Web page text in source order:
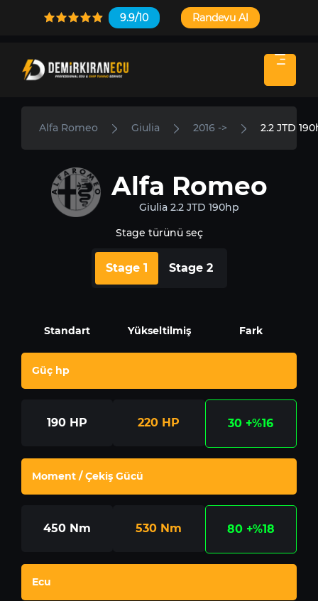
9.9/10 Randevu Al
Alfa Romeo Giulia 2016 -> 2.2 JTD
Alfa Romeo
Giulia 2.2 JTD 190hp
Stage türünü seç
Stage 1 Stage 2
Standart Yükseltilmiş Fark
Güç hp
190 HP 220 HP 30 +%16
Moment / Çekiş Gücü
450 Nm 530 Nm 80 +%18
Ecu